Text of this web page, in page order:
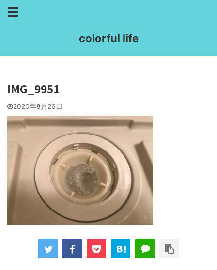
colorful life
IMG_9951
2020年8月26日